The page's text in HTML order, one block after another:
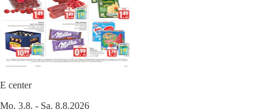
E center
Mo. 3.8. - Sa. 8.8.2026